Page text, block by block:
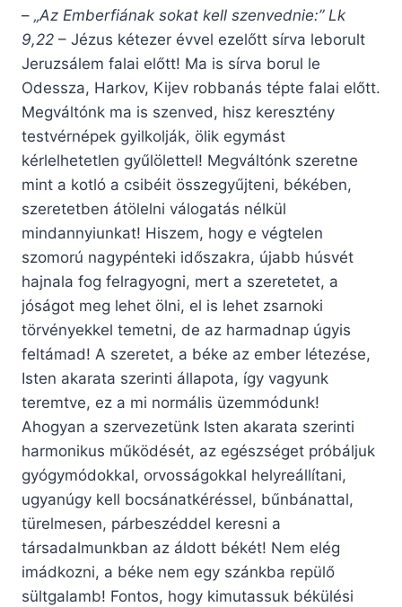
– „Az Emberfiának sokat kell szenvednie:” Lk
9,22 – Jézus kétezer évvel ezelőtt sírva leborult
Jeruzsálem falai előtt! Ma is sírva borul le
Odessza, Harkov, Kijev robbanás tépte falai előtt.
Megváltónk ma is szenved, hisz keresztény
testvérnépek gyilkolják, ölik egymást
kérlelhetetlen gyűlölettel! Megváltónk szeretne
mint a kotló a csibéit összegyűjteni, békében,
szeretetben átölelni válogatás nélkül
mindannyiunkat! Hiszem, hogy e végtelen
szomorú nagypénteki időszakra, újabb húsvét
hajnala fog felragyogni, mert a szeretetet, a
jóságot meg lehet ölni, el is lehet zsarnoki
törvényekkel temetni, de az harmadnap úgyis
feltámad! A szeretet, a béke az ember létezése,
Isten akarata szerinti állapota, így vagyunk
teremtve, ez a mi normális üzemmódunk!
Ahogyan a szervezetünk Isten akarata szerinti
harmonikus működését, az egészséget próbáljuk
gyógymódokkal, orvosságokkal helyreállítani,
ugyanúgy kell bocsánatkéréssel, bűnbánattal,
türelmesen, párbeszéddel keresni a
társadalmunkban az áldott békét! Nem elég
imádkozni, a béke nem egy szánkba repülő
sültgalamb! Fontos, hogy kimutassuk békülési